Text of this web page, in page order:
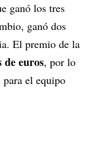
ganó los tres
ganó dos
El premio de la
de euros, por lo
para el equipo